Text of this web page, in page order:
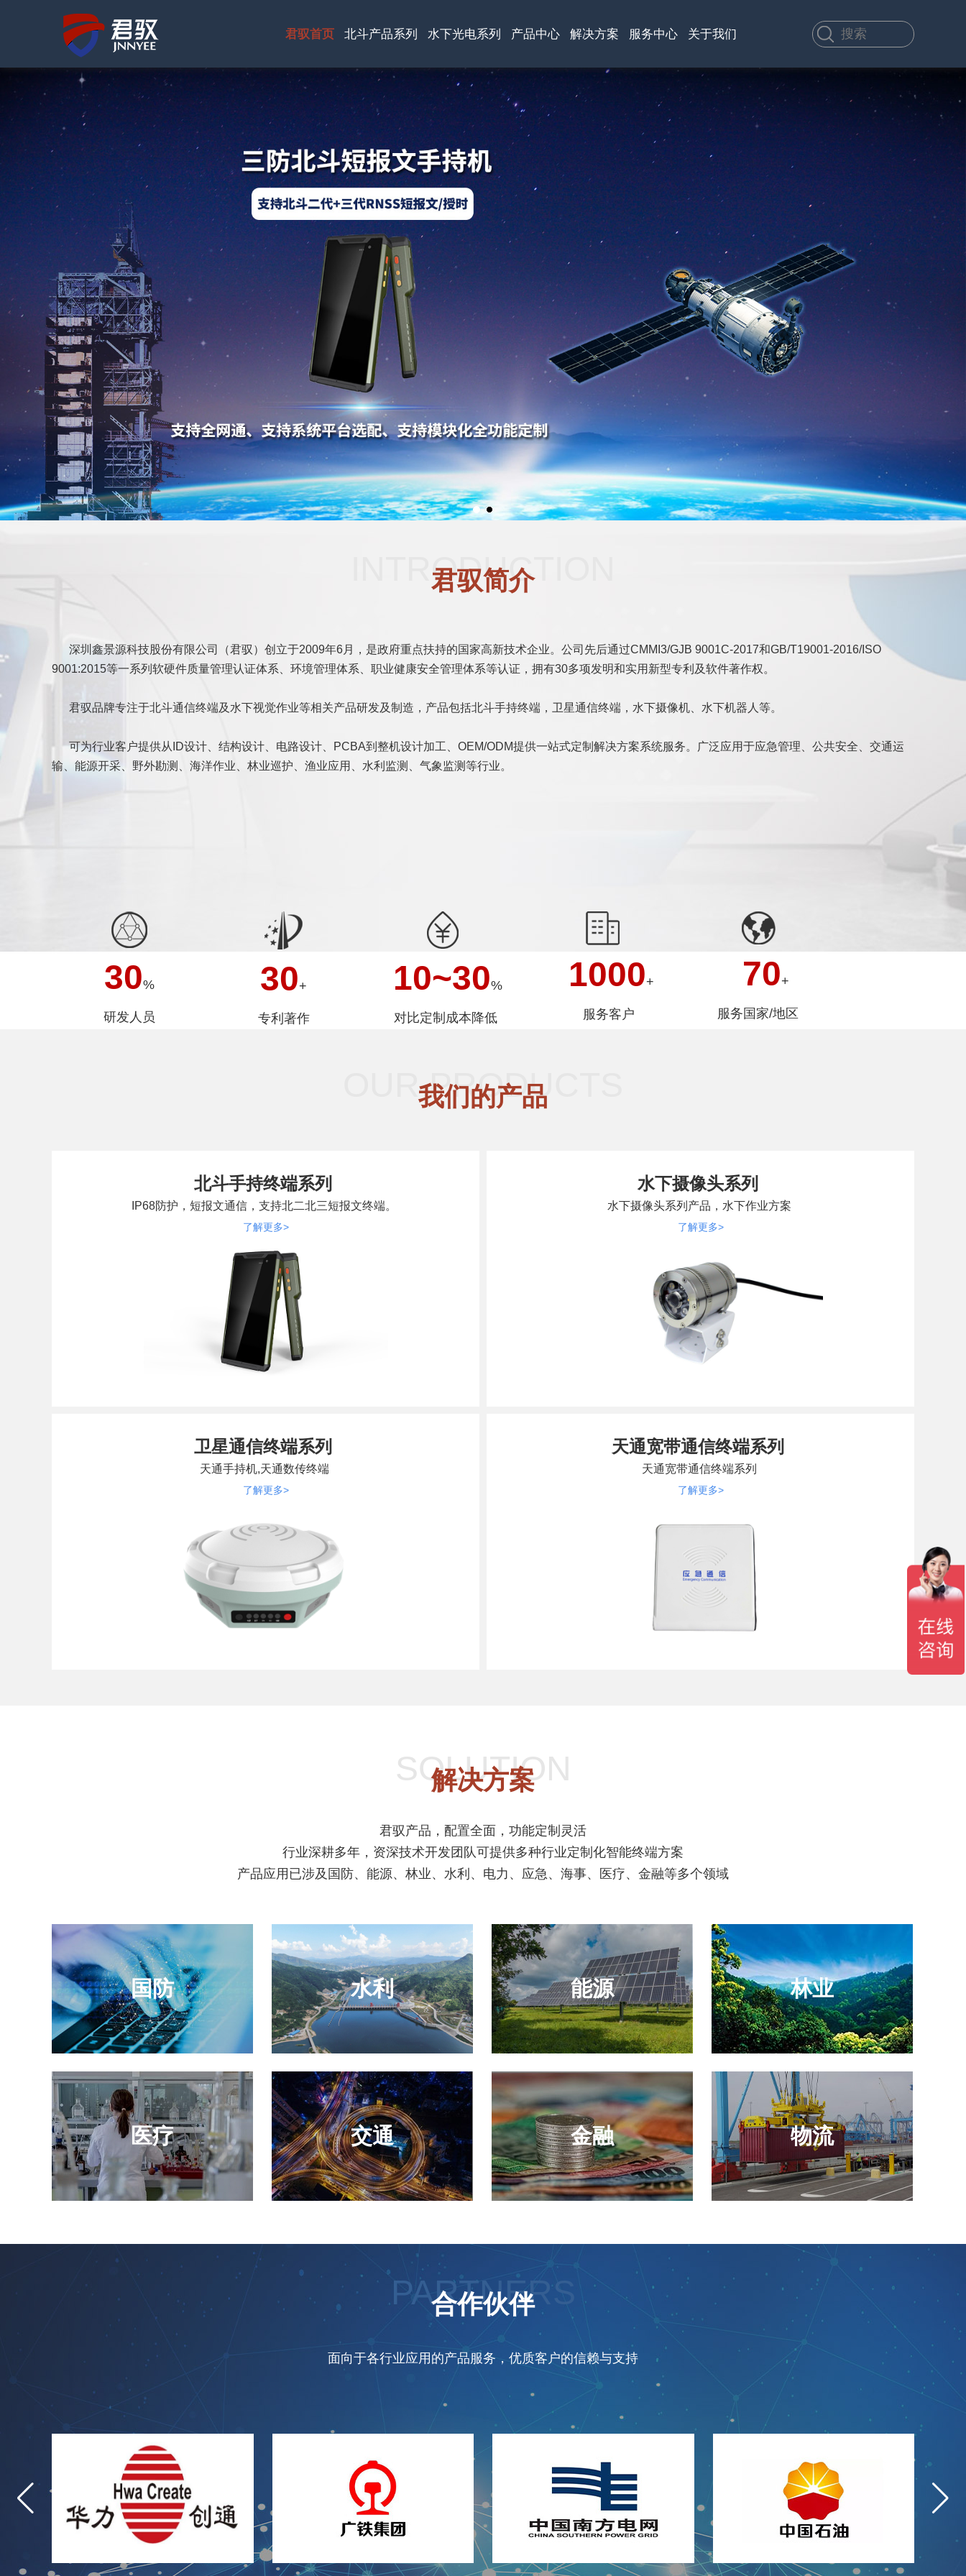
君驭首页 北斗产品系列 水下光电系列 产品中心 解决方案 服务中心 关于我们
北斗通信终端
北斗手持终端
宽带数据终端
北斗短报文智能
手持终端
北斗短报文智能手持
终端
浏览产品详细信息 >
浏览所有产品
水下摄像机
水下机器人
水下照明灯
无线视频传输
自组网电台
水下声呐
船载夜视仪
深水雨刷网络摄
像机
水下养殖/泳池监
控摄像机
3千/6千米级深水
摄像头
深水变倍网络摄
像头
SX-CR-04
深水雨刷网络摄像机
浏览产品详细信息 >
浏览所有产品
卫星终端系列
水下光电系列
便携卫星上网设
备
便携卫星上网设
备
便携式智能卫星
宽带终端
天通宽带便携终
端
便携卫星上网设备
浏览产品详细信息 >
浏览所有产品
国防领域 公共事业 智能制造 仓储物流 能源行业 应用方案
服务政策 常见问题 产品视频 资料下载
公司简介 公司荣誉 合作伙伴 新闻中心 联系我们 渠道代理
INTRODUCTION
君驭简介
深圳鑫景源科技股份有限公司（君驭）创立于2009年6月，是政府重点扶持的国家高新技术企业。公司先后通过CMMI3/GJB 9001C-2017和GB/T19001-2016/ISO
9001:2015等一系列软硬件质量管理认证体系、环境管理体系、职业健康安全管理体系等认证，拥有30多项发明和实用新型专利及软件著作权。
君驭品牌专注于北斗通信终端及水下视觉作业等相关产品研发及制造，产品包括北斗手持终端，卫星通信终端，水下摄像机、水下机器人等。
可为行业客户提供从ID设计、结构设计、电路设计、PCBA到整机设计加工、OEM/ODM提供一站式定制解决方案系统服务。广泛应用于应急管理、公共安全、交通运
输、能源开采、野外勘测、海洋作业、林业巡护、渔业应用、水利监测、气象监测等行业。
30%
研发人员
30+
专利著作
10~30%
对比定制成本降低
1000+
服务客户
70+
服务国家/地区
OUR PRODUCTS
我们的产品
北斗手持终端系列
IP68防护，短报文通信，支持北二北三短报文终端。
了解更多>
水下摄像头系列
水下摄像头系列产品，水下作业方案
了解更多>
卫星通信终端系列
天通手持机,天通数传终端
了解更多>
天通宽带通信终端系列
天通宽带通信终端系列
了解更多>
SOLUTION
解决方案
君驭产品，配置全面，功能定制灵活
行业深耕多年，资深技术开发团队可提供多种行业定制化智能终端方案
产品应用已涉及国防、能源、林业、水利、电力、应急、海事、医疗、金融等多个领域
国防 水利 能源 林业
医疗 交通 金融 物流
PARTNERS
合作伙伴
面向于各行业应用的产品服务，优质客户的信赖与支持